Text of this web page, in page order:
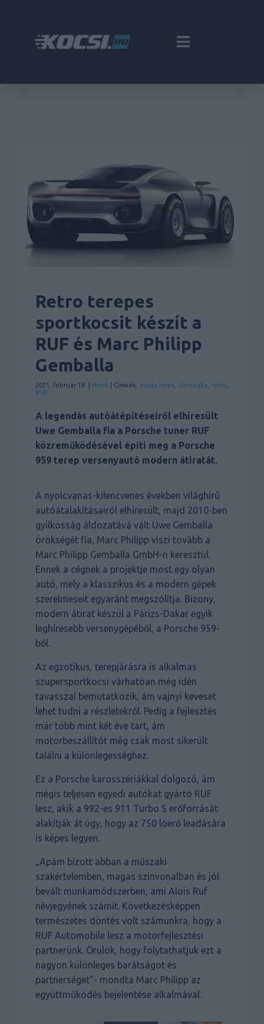
Retro terepes
sportkocsit készít a
RUF és Marc Philipp
Gemballa
2021. február 18. | Hírek | Címkék: autós hírek Gemballa retró
RUF
A legendás autóátépítéseiről elhíresült
Uwe Gemballa fia a Porsche tuner RUF
közreműködésével építi meg a Porsche
959 terep versenyautó modern átiratát.
A nyolcvanas-kilencvenes években világhírű
autóátalakításairól elhíresült, majd 2010-ben
gyilkosság áldozatává vált Uwe Gemballa
örökségét fia, Marc Philipp viszi tovább a
Marc Philipp Gemballa GmbH-n keresztül.
Ennek a cégnek a projektje most egy olyan
autó, mely a klasszikus és a modern gépek
szerelmeseit egyaránt megszólítja. Bizony,
modern átirat készül a Párizs-Dakar egyik
leghíresebb versenygépéből, a Porsche 959-
ből.
Az egzotikus, terepjárásra is alkalmas
szupersportkocsi várhatóan még idén
tavasszal bemutatkozik, ám vajnyi keveset
lehet tudni a részletekről. Pedig a fejlesztés
már több mint két éve tart, ám
motorbeszállítót még csak most sikerült
találni a különlegességhez.
Ez a Porsche karosszériákkal dolgozó, ám
mégis teljesen egyedi autókat gyártó RUF
lesz, akik a 992-es 911 Turbo S erőforrását
alakítják át úgy, hogy az 750 lóerő leadására
is képes legyen.
„Apám bízott abban a műszaki
szakértelemben, magas színvonalban és jól
bevált munkamódszerben, ami Alois Ruf
névjegyének számít. Következésképpen
természetes döntés volt számunkra, hogy a
RUF Automobile lesz a motorfejlesztési
partnerünk. Örülök, hogy folytathatjuk ezt a
nagyon különleges barátságot és
partnerséget”- mondta Marc Philipp az
együttműködés bejelentése alkalmával.